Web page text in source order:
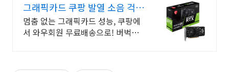
그래픽카드 쿠팡 발열 소음 걱정
없는 쾌적함
멈춤 없는 그래픽카드 성능, 쿠팡에
서 와우회원 무료배송으로! 버벅이